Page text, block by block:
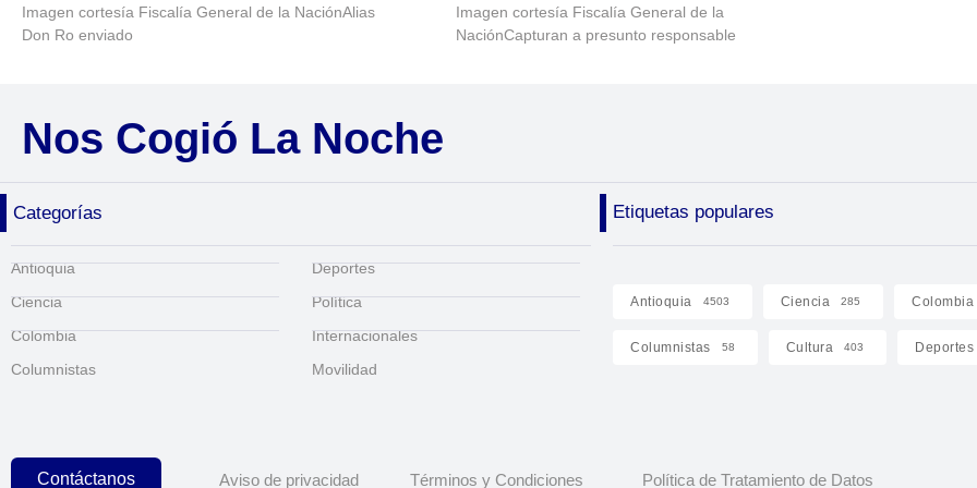
Imagen cortesía Fiscalía General de la NaciónAlias
Don Ro enviado
Imagen cortesía Fiscalía General de la
NaciónCapturan a presunto responsable
Nos Cogió La Noche
Categorías Etiquetas populares
Antioquia
Ciencia
Colombia
Columnistas
Deportes
Política
Internacionales
Movilidad
Antioquia 4503 Ciencia 285 Colombia
Columnistas 58 Cultura 403 Deportes
Contáctanos Aviso de privacidad Términos y Condiciones Política de Tratamiento de Datos